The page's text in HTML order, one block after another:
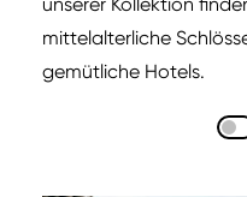
mittelalterliche
gemütliche Hotels.